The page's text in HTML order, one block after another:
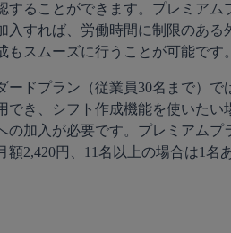
することができます。プレミアム
入すれば、労働時間に制限のある
もスムーズに行うことが可能です
ードプラン（従業員30名まで）で
でき、シフト作成機能を使いたい
の加入が必要です。プレミアムプ
額2,420円、11名以上の場合は1名